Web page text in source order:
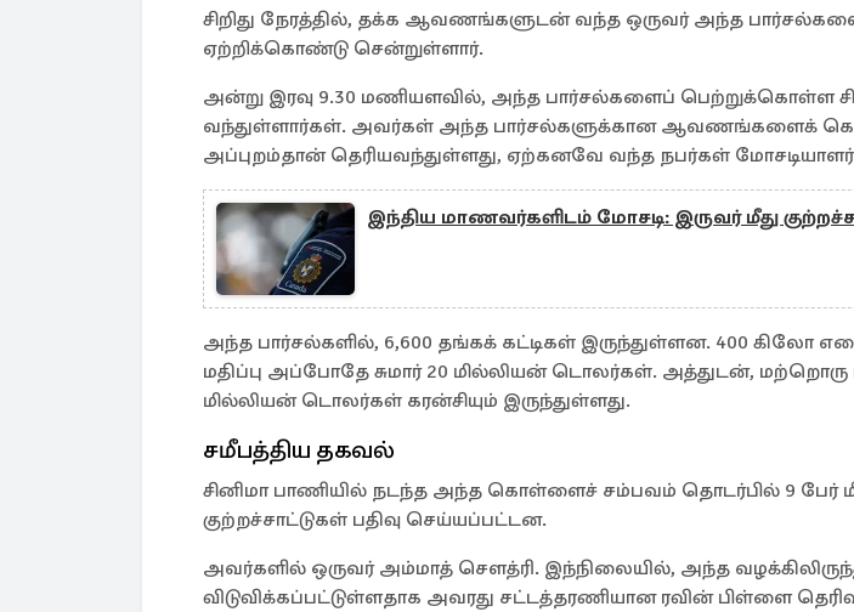
சிறிது நேரத்தில், தக்க ஆவணங்களுடன் வந்த ஒருவர் அந்த
ஏற்றிக்கொண்டு சென்றுள்ளார்.
அன்று இரவு 9.30 மணியளவில், அந்த பார்சல்களைப் பெற்றுக்கொள்ள
வந்துள்ளார்கள். அவர்கள் அந்த பார்சல்களுக்கான ஆவணங்களைக்
அப்புறம்தான் தெரியவந்துள்ளது, ஏற்கனவே வந்த நபர்கள்
இந்திய மாணவர்களிடம் மோசடி: இருவர் மீது
அந்த பார்சல்களில், 6,600 தங்கக் கட்டிகள் இருந்துள்ளன. 400 கிலோ
மதிப்பு அப்போதே சுமார் 20 மில்லியன் டொலர்கள். அத்துடன், மற்றொரு
மில்லியன் டொலர்கள் கரன்சியும் இருந்துள்ளது.
சமீபத்திய தகவல்
சினிமா பாணியில் நடந்த அந்த கொள்ளைச் சம்பவம் தொடர்பில் 9 பேர்
குற்றச்சாட்டுகள் பதிவு செய்யப்பட்டன.
அவர்களில் ஒருவர் அம்மாத் சௌத்ரி. இந்நிலையில், அந்த
விடுவிக்கப்பட்டுள்ளதாக அவரது சட்டத்தரணியான ரவின் பிள்ளை